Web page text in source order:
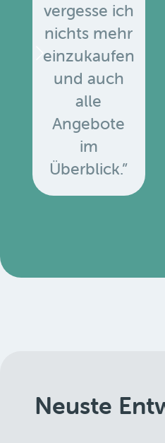
vergesse ich
nichts mehr
einzukaufen
und auch
alle
Angebote
im
Überblick.”
Neuste